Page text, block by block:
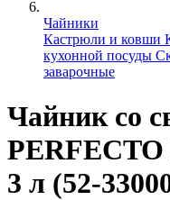
Чайники
Кастрюли и ковши
кухонной посуды
заварочные
Чайник со
3 л (52-